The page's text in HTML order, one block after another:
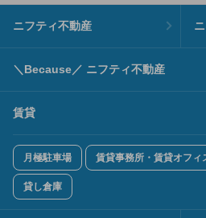
ニフティ不動産
＼Because／ ニフティ不動産
賃貸
月極駐車場 賃貸事務所・賃貸オフィ
貸し倉庫